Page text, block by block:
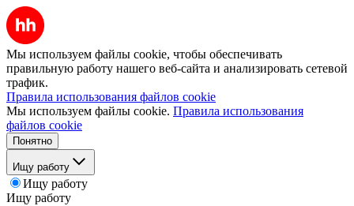
Мы используем файлы cookie, чтобы обеспечивать
правильную работу нашего веб-сайта и анализировать сетевой
трафик.
Правила использования файлов cookie
Мы используем файлы cookie. Правила использования
файлов cookie
Понятно
Ищу работу
Ищу работу
Ищу работу